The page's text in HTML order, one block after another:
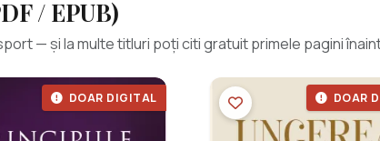
/ EPUB)
— și la multe titluri poți citi gratuit primele pagini
DOAR DIGITAL DOAR